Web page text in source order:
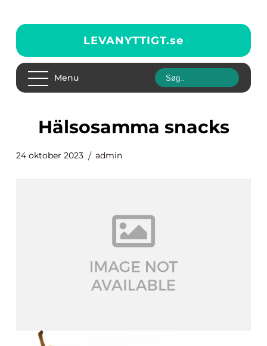
LEVANYTTIGT.se
Menu
hälsosamma snacks
24 oktober 2023 admin